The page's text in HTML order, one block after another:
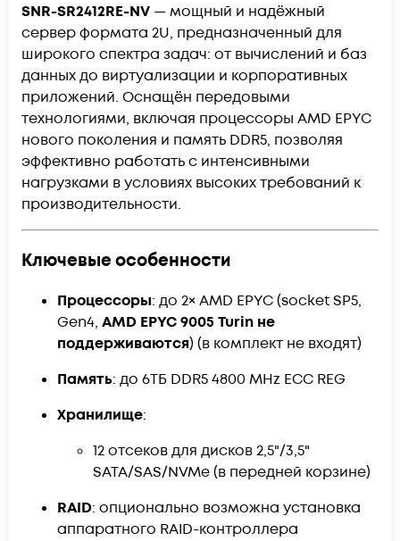
SNR-SR2412RE-NV — мощный и надёжный
сервер формата 2U, предназначенный для
широкого спектра задач: от вычислений и баз
данных до виртуализации и корпоративных
приложений. Оснащён передовыми
технологиями, включая процессоры AMD EPYC
нового поколения и память DDR5, позволяя
эффективно работать с интенсивными
нагрузками в условиях высоких требований к
производительности.
Ключевые особенности
Процессоры: до 2× AMD EPYC (socket SP5,
Gen4, AMD EPYC 9005 Turin не
поддерживаются) (в комплект не входят)
Память: до 6ТБ DDR5 4800 MHz ECC REG
Хранилище:
12 отсеков для дисков 2,5"/3,5"
SATA/SAS/NVMe (в передней корзине)
RAID: опционально возможна установка
аппаратного RAID-контроллера